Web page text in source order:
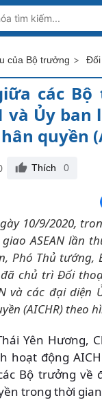
VIỆT NAM
AFFAIRS
của Bộ trưởng >
các Bộ
và Ủy
quyền
Thích 0
10/9/2020,
ASEAN lần
Phó Thủ tướng,
chủ trì Đối
và các đại diện
(AICHR) theo
Yên Hương,
hoạt động
Bộ trưởng về
trong thời